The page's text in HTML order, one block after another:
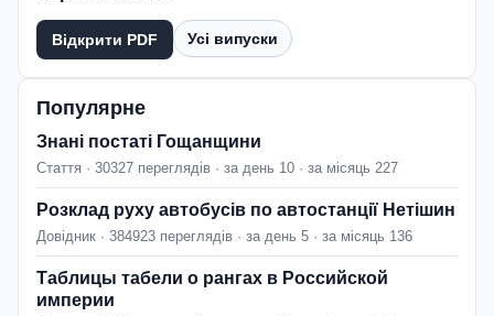
Відкрити PDF Усі випуски
Популярне
Знані постаті Гощанщини
Стаття · 30327 переглядів · за день 10 · за місяць 227
Розклад руху автобусів по автостанції Нетішин
Довідник · 384923 переглядів · за день 5 · за місяць 136
Таблицы табели о рангах в Российской
империи